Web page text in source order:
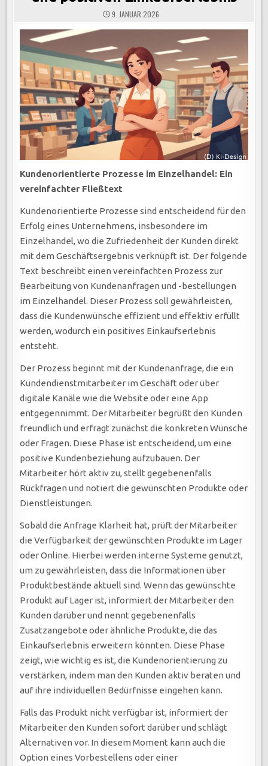
9. JANUAR 2026
Kundenorientierte Prozesse im Einzelhandel: Ein
vereinfachter Fließtext
Kundenorientierte Prozesse sind entscheidend für den
Erfolg eines Unternehmens, insbesondere im
Einzelhandel, wo die Zufriedenheit der Kunden direkt
mit dem Geschäftsergebnis verknüpft ist. Der folgende
Text beschreibt einen vereinfachten Prozess zur
Bearbeitung von Kundenanfragen und -bestellungen
im Einzelhandel. Dieser Prozess soll gewährleisten,
dass die Kundenwünsche effizient und effektiv erfüllt
werden, wodurch ein positives Einkaufserlebnis
entsteht.
Der Prozess beginnt mit der Kundenanfrage, die ein
Kundendienstmitarbeiter im Geschäft oder über
digitale Kanäle wie die Website oder eine App
entgegennimmt. Der Mitarbeiter begrüßt den Kunden
freundlich und erfragt zunächst die konkreten Wünsche
oder Fragen. Diese Phase ist entscheidend, um eine
positive Kundenbeziehung aufzubauen. Der
Mitarbeiter hört aktiv zu, stellt gegebenenfalls
Rückfragen und notiert die gewünschten Produkte oder
Dienstleistungen.
Sobald die Anfrage Klarheit hat, prüft der Mitarbeiter
die Verfügbarkeit der gewünschten Produkte im Lager
oder Online. Hierbei werden interne Systeme genutzt,
um zu gewährleisten, dass die Informationen über
Produktbestände aktuell sind. Wenn das gewünschte
Produkt auf Lager ist, informiert der Mitarbeiter den
Kunden darüber und nennt gegebenenfalls
Zusatzangebote oder ähnliche Produkte, die das
Einkaufserlebnis erweitern könnten. Diese Phase
zeigt, wie wichtig es ist, die Kundenorientierung zu
verstärken, indem man den Kunden aktiv beraten und
auf ihre individuellen Bedürfnisse eingehen kann.
Falls das Produkt nicht verfügbar ist, informiert der
Mitarbeiter den Kunden sofort darüber und schlägt
Alternativen vor. In diesem Moment kann auch die
Option eines Vorbestellens oder einer